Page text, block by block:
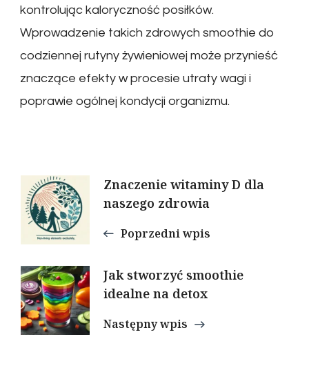
kontrolując kaloryczność posiłków.
Wprowadzenie takich zdrowych smoothie do
codziennej rutyny żywieniowej może przynieść
znaczące efekty w procesie utraty wagi i
poprawie ogólnej kondycji organizmu.
Nawigacja
wpisu
Znaczenie witaminy D dla
naszego zdrowia
Poprzedni wpis
Jak stworzyć smoothie
idealne na detox
Następny wpis